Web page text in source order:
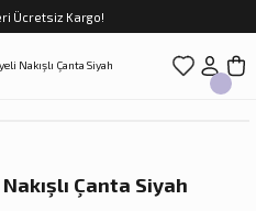
Ücretsiz Kargo!
Çanta Siyah